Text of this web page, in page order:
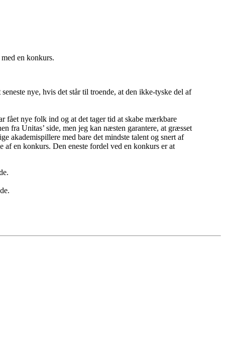
en konkurs.
nye, hvis det står til troende, at den ikke-tyske del af
fået nye folk ind og at det tager tid at skabe mærkbare
fra Unitas’ side, men jeg kan næsten garantere, at græsset
akademispillere med bare det mindste talent og snert af
en konkurs. Den eneste fordel ved en konkurs er at